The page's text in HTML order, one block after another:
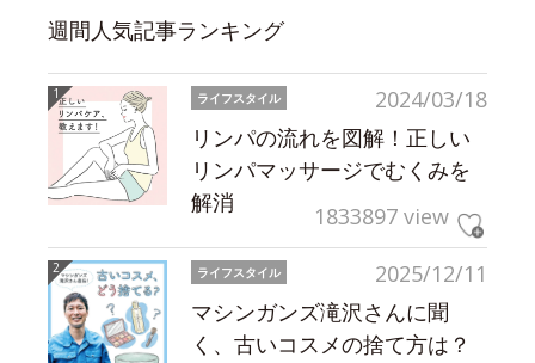
週間人気記事ランキング
2024/03/18
ライフスタイル
リンパの流れを図解！正しい
リンパマッサージでむくみを
解消
1833897 view
2025/12/11
ライフスタイル
マシンガンズ滝沢さんに聞
く、古いコスメの捨て方は？